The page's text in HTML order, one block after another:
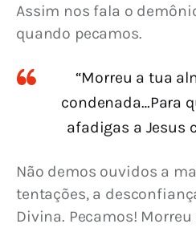
Assim nos fala o
quando pecamos.
“Morreu a tua
condenada…Para
afadigas a Jesus
Não demos ouvidos a
tentações, a
Divina. Pecamos!